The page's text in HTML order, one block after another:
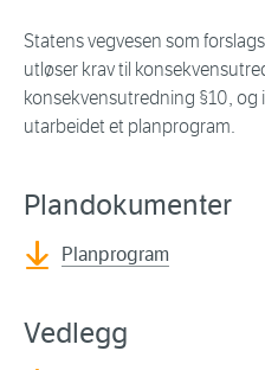
Statens vegvesen som
utløser krav til
konsekvensutredning §10, og
utarbeidet et planprogram.
Plandokumenter
Planprogram
Vedlegg